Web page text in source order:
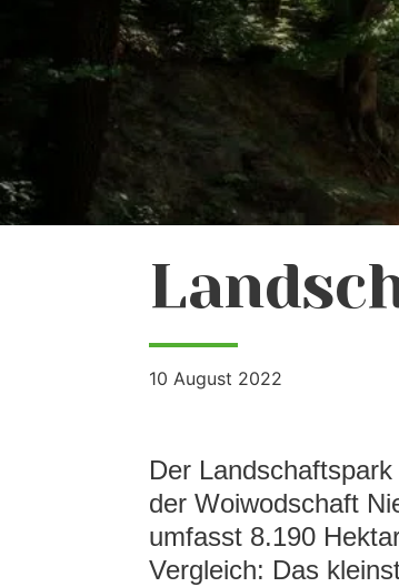
10 August 2022
Der
der Woiwodschaft
umfasst 8.190
Vergleich: Das